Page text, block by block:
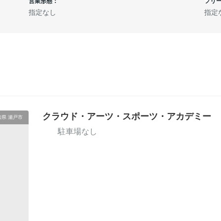
指定なし 指定
県 瀬戸市 クラウド・アーツ・スポーツ・アカデミー
駐車場なし